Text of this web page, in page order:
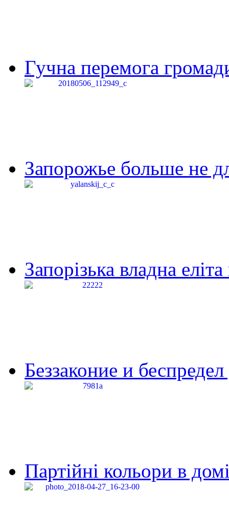
Гучна перемога
Запорожье больше не
Запорізька владна
Беззаконие и
Партійні кольори в